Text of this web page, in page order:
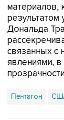
материалов,
Дональда
связанных с
явлениями,
Пентагон